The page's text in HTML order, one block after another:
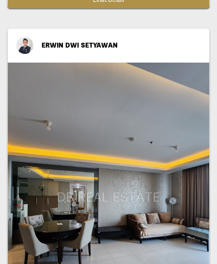
ERWIN DWI SETYAWAN